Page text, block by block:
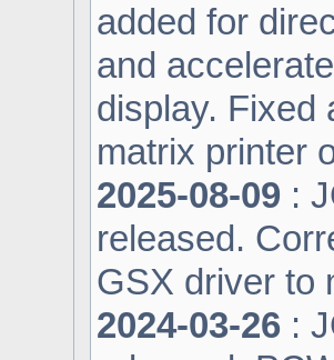
added for
and
display. Fixed
matrix printer
2025-08-09 :
released.
GSX driver to
2024-03-26 :